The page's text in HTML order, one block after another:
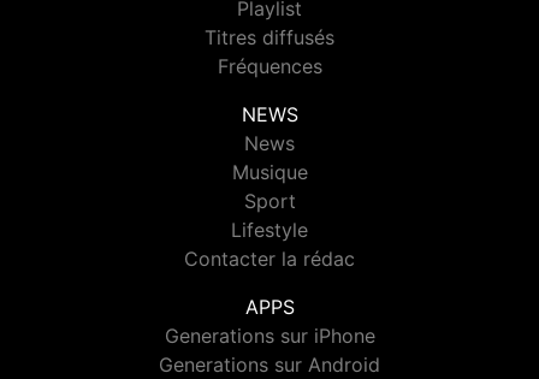
Playlist
Titres diffusés
Fréquences
NEWS
News
Musique
Sport
Lifestyle
Contacter la rédac
APPS
Generations sur iPhone
Generations sur Android